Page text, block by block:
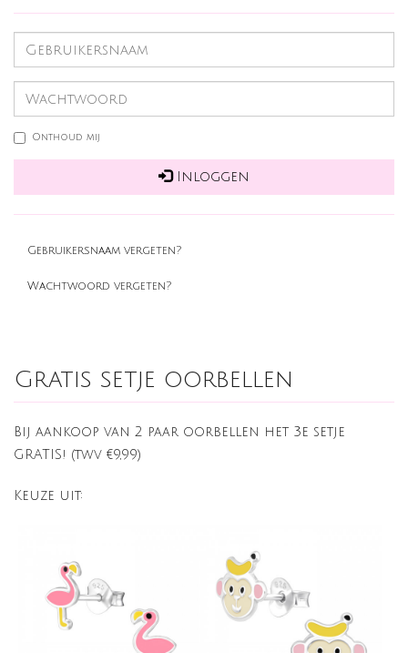
Onthoud mij
Inloggen
Gebruikersnaam vergeten?
Wachtwoord vergeten?
Gratis setje oorbellen
Bij aankoop van 2 paar oorbellen het 3e setje
GRATIS! (twv €9,99)
Keuze uit: